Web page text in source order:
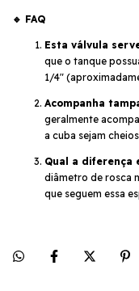
🔹 FAQ
Esta válvula
que o tanque
1/4"
Acompanha
geralmente
a cuba sejam
Qual a diferença
diâmetro de rosca
que seguem essa